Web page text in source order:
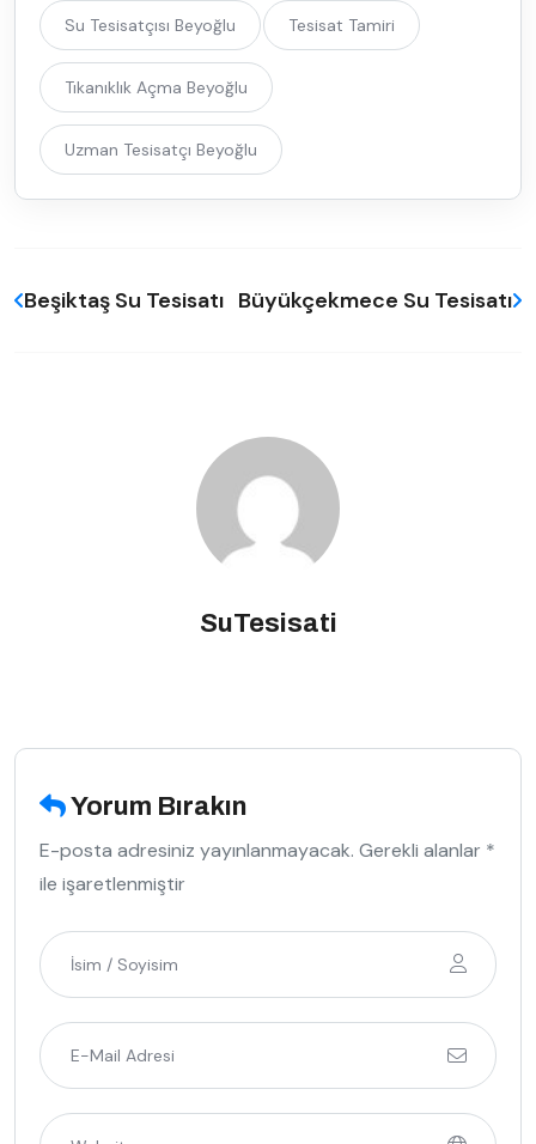
Su Tesisatçısı Beyoğlu Tesisat Tamiri
Tıkanıklık Açma Beyoğlu
Uzman Tesisatçı Beyoğlu
Beşiktaş Su Tesisatı Büyükçekmece Su Tesisatı
SuTesisati
Yorum Bırakın
E-posta adresiniz yayınlanmayacak. Gerekli alanlar *
ile işaretlenmiştir